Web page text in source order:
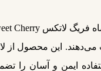
می‌دهند. این محصول از
ایمن و آسان را